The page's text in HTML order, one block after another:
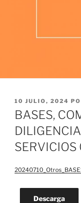
PUBLICADO
EL
10 JULIO, 2024
BASES,
SERVICIOS
Descarga